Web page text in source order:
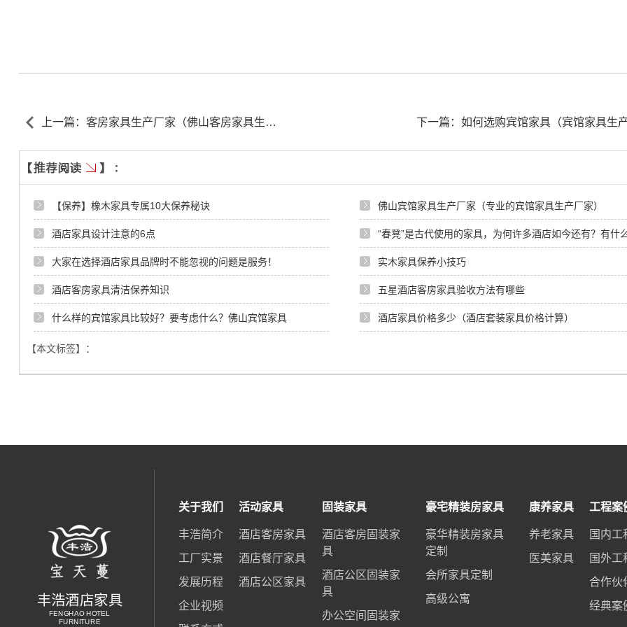
上一篇：客房家具生产厂家（佛山客房家具生产
下一篇：如何选购宾馆家具（宾馆家具生
【保养】橡木家具专属10大保养秘诀 佛山宾馆家具生产厂家（专业的宾馆家具生产厂家）
酒店家具设计注意的6点 “春凳”是古代使用的家具，为何许多酒店如今还有？有什
大家在选择酒店家具品牌时不能忽视的问题是服务！ 实木家具保养小技巧
酒店客房家具清洁保养知识 五星酒店客房家具验收方法有哪些
什么样的宾馆家具比较好？要考虑什么？佛山宾馆家具 酒店家具价格多少（酒店套装家具价格计算）
【本文标签】：
丰浩酒店家具
FENGHAO HOTEL
FURNITURE
关于我们
丰浩简介
工厂实景
发展历程
企业视频
活动家具
酒店客房家具
酒店餐厅家具
酒店公区家具
固装家具
酒店客房固装家
具
酒店公区固装家
具
办公空间固装家
豪宅精装房家具
豪华精装房家具
定制
会所家具定制
高级公寓
康养家具
养老家具
医美家具
工程案
国内工
国外工
合作伙
经典案